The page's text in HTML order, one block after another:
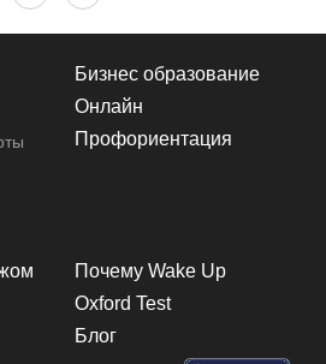
Бизнес образование
Онлайн
Профориентация
Почему Wake Up
Oxford Test
Блог